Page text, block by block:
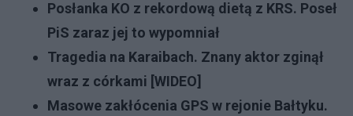
Posłanka KO z rekordową dietą z KRS. Poseł
PiS zaraz jej to wypomniał
Tragedia na Karaibach. Znany aktor zginął
wraz z córkami [WIDEO]
Masowe zakłócenia GPS w rejonie Bałtyku.